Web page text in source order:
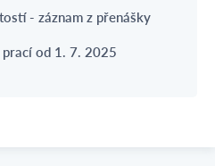
- záznam z přenášky
prací od 1. 7. 2025